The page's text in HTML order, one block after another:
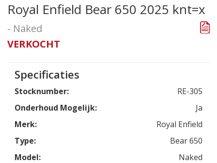
Royal Enfield Bear 650 2025 knt=x
- Naked
VERKOCHT
Specificaties
Stocknumber:
RE-305
Onderhoud Mogelijk:
Ja
Merk:
Royal Enfield
Type:
Bear 650
Model:
Naked